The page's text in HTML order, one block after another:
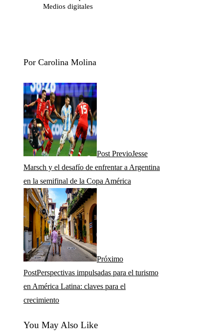
Medios digitales
Por Carolina Molina
Post PrevioJesse
Marsch y el desafío de enfrentar a Argentina
en la semifinal de la Copa América
Próximo
PostPerspectivas impulsadas para el turismo
en América Latina: claves para el
crecimiento
You May Also Like